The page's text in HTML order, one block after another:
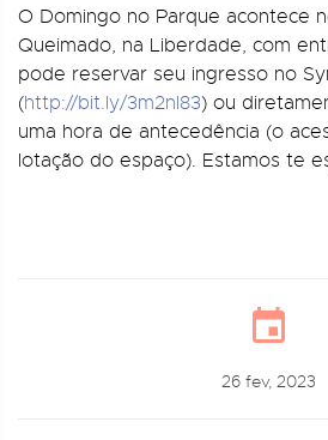
O Domingo no Parque acontece
Queimado, na Liberdade, com
pode reservar seu ingresso no
(http://bit.ly/3m2nl83) ou
uma hora de antecedência (o
lotação do espaço). Estamos te
26 fev, 2023